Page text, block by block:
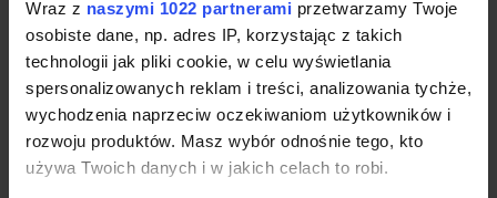
Wraz z naszymi 1022 partnerami przetwarzamy Twoje
osobiste dane, np. adres IP, korzystając z takich
technologii jak pliki cookie, w celu wyświetlania
spersonalizowanych reklam i treści, analizowania tychże,
wychodzenia naprzeciw oczekiwaniom użytkowników i
rozwoju produktów. Masz wybór odnośnie tego, kto
używa Twoich danych i w jakich celach to robi.
Władze lokalne
Artykuły promocyjne
Sprzedaż i handel
Banki
Branża ubezpieczeniowa